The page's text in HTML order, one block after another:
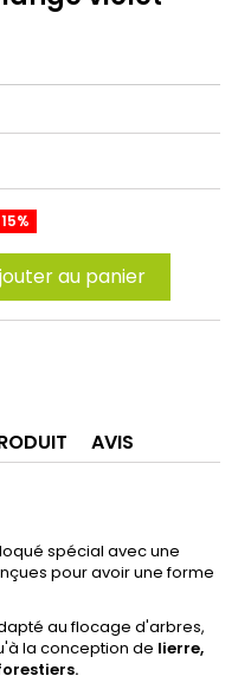
au panier
AVIS
spécial avec une
pour avoir une forme
au flocage d'arbres,
la conception de lierre,